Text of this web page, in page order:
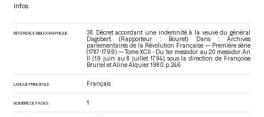
Infos
RÉFÉRENCE BIBLIOGRAPHIQUE
38. Décret accordant une indemnité à la veuve du général
Dagobert. (Rapporteur : Bouret). Dans : Archives
parlementaires de la Révolution Française — Première série
(1787-1799) — Tome XCII - Du 1er messidor au 20 messidor An
II (19 juin au 8 juillet 1794), sous la direction de Françoise
Brunel et Aline Alquier. 1980. p. 246.
LANGUE PRINCIPALE Français
NOMBRE DE PAGES 1